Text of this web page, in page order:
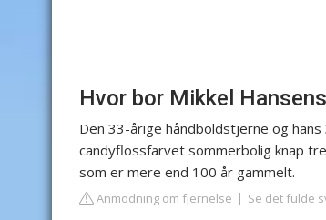
Hvor bor Mikkel
Den 33-årige håndboldstjerne og
candyflossfarvet sommerbolig knap
som er mere end 100 år gammelt.
Anmodning om fjernelse Se det fulde